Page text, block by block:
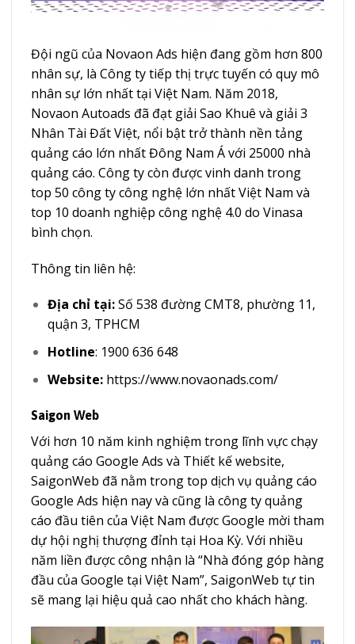
Đội ngũ của Novaon Ads hiện đang gồm hơn 800
nhân sự, là Công ty tiếp thị trực tuyến có quy mô
nhân sự lớn nhất tại Việt Nam. Năm 2018,
Novaon Autoads đã đạt giải Sao Khuê và giải 3
Nhân Tài Đất Việt, nổi bật trở thành nền tảng
quảng cáo lớn nhất Đông Nam Á với 25000 nhà
quảng cáo. Công ty còn được vinh danh trong
top 50 công ty công nghệ lớn nhất Việt Nam và
top 10 doanh nghiệp công nghệ 4.0 do Vinasa
bình chọn.
Thông tin liên hệ:
Địa chỉ tại:Số 538 đường CMT8, phường 11,
quận 3, TPHCM
Hotline: 1900 636 648
Website:https://www.novaonads.com/
Saigon Web
Với hơn 10 năm kinh nghiệm trong lĩnh vực chạy
quảng cáo Google Ads và Thiết kế website,
SaigonWeb đã nằm trong top dịch vụ quảng cáo
Google Ads hiện nay và cũng là công ty quảng
cáo đầu tiên của Việt Nam được Google mời tham
dự hội nghị thượng đỉnh tại Hoa Kỳ. Với nhiều
năm liền được công nhận là “Nhà đóng góp hàng
đầu của Google tại Việt Nam”, SaigonWeb tự tin
sẽ mang lại hiệu quả cao nhất cho khách hàng.